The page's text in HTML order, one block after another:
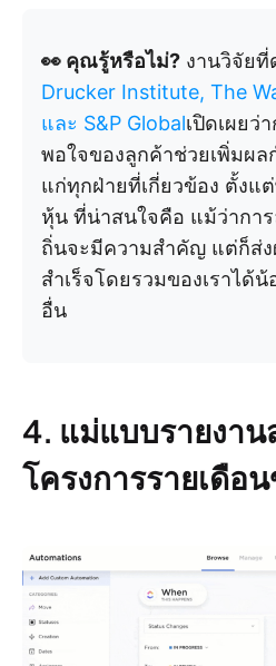
👀 คุณรู้หรือไม่? งานวิจัยที่
Drucker Institute, The
และ S&P Globalเปิดเผยว่
พอใจของลูกค้าช่วยเพิ่มผล
แก่ทุกฝ่ายที่เกี่ยวข้อง ตั้งแ
หุ้น ที่น่าสนใจคือ แม้ว่ากา
ถิ่นจะมีความสำคัญ แต่ก็ส่
สำเร็จโดยรวมของเราได้
อื่น
4. แม่แบบรายงาน
โครงการรายเดือ